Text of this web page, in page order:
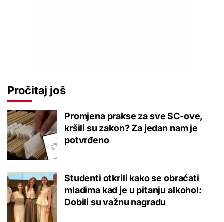
Pročitaj još
Promjena prakse za sve SC-ove,
kršili su zakon? Za jedan nam je
potvrđeno
Studenti otkrili kako se obraćati
mladima kad je u pitanju alkohol:
Dobili su važnu nagradu